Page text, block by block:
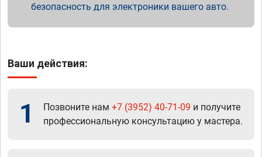
безопасность для электроники вашего авто.
Ваши действия:
1 Позвоните нам +7 (3952) 40-71-09 и получите
профессиональную консультацию у мастера.